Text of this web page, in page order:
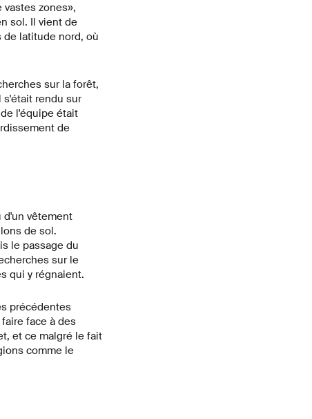
zones»,
sol. Il vient de
de latitude nord, où
sur la forêt,
rendu sur
l'équipe était
de
d'un vêtement
de sol.
le passage du
sur le
qui y régnaient.
précédentes
face à des
et ce malgré le fait
comme le